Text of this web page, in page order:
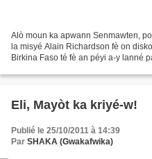
Alò moun ka apwann Senmawten,
la misyé Alain Richardson fè on
Birkina Faso té fè an péyi a-y lanné
Eli, Mayòt ka kriyé-w!
Publié le 25/10/2011 à 14:39
Par SHAKA (Gwakafwika)